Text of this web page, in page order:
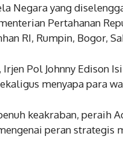
Negara yang
Pertahanan
RI, Rumpin, Bogor,
Pol Johnny Edison
menyapa para
keakraban, peraih
peran